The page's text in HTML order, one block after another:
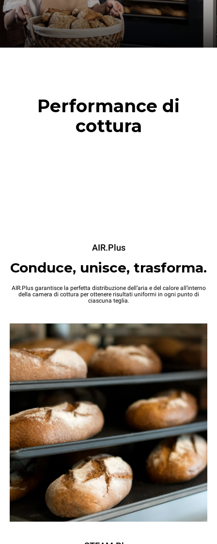
Performance di
cottura
AIR.Plus
Conduce, unisce, trasforma.
AIR.Plus garantisce la perfetta distribuzione dell’aria e del calore all’interno
della camera di cottura per ottenere risultati uniformi in ogni punto di
ciascuna teglia.